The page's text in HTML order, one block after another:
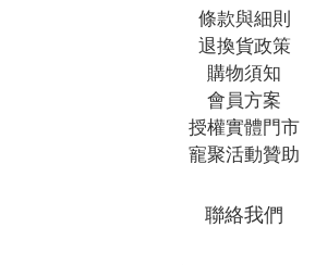
條款與細則
退換貨政策
購物須知
會員方案
授權實體門市
寵聚活動贊助
聯絡我們